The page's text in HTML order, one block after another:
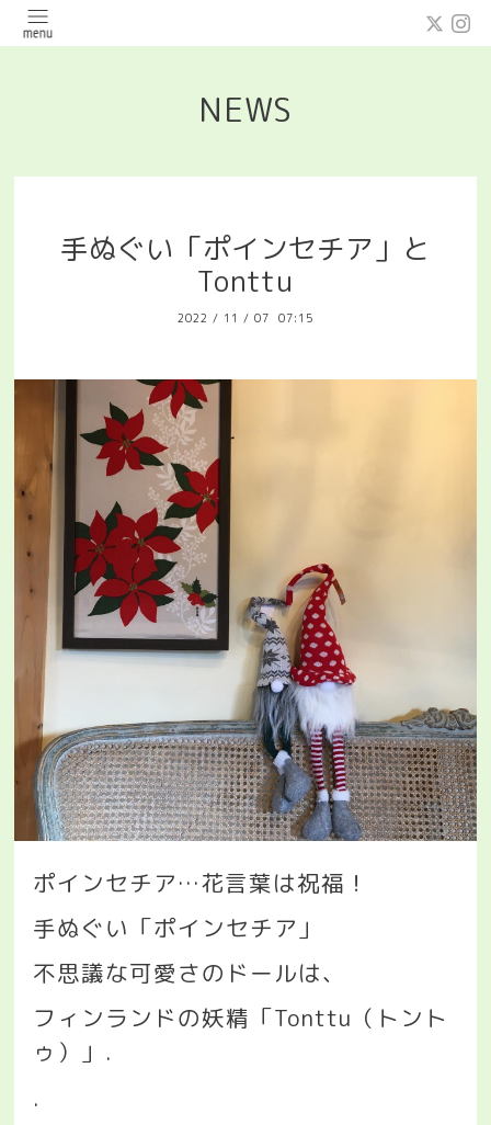
NEWS
手ぬぐい「ポインセチア」と
Tonttu
2022 / 11 / 07 07:15
ポインセチア…花言葉は祝福！
手ぬぐい「ポインセチア」
不思議な可愛さのドールは、
フィンランドの妖精「Tonttu （トント
ゥ）」 .
.